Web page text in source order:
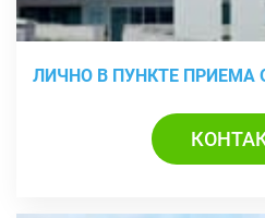
ЛИЧНО В ПУНКТЕ ПРИЕМА